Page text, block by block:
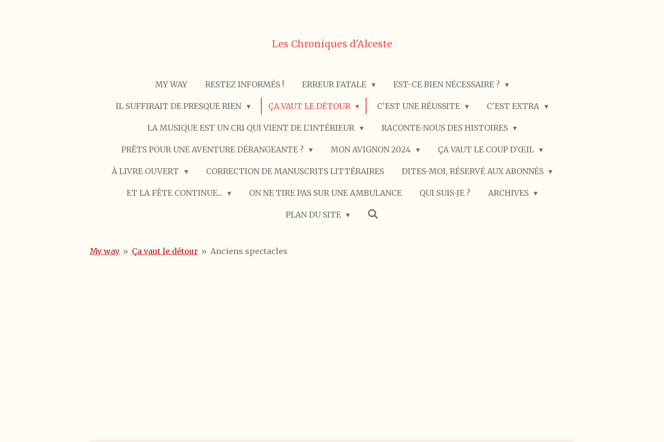
Les Chroniques d'Alceste
MY WAY RESTEZ INFORMÉS ! ERREUR FATALE EST-CE BIEN NÉCESSAIRE ?
IL SUFFIRAIT DE PRESQUE RIEN ÇA VAUT LE DÉTOUR C'EST UNE RÉUSSITE C'EST EXTRA
LA MUSIQUE EST UN CRI QUI VIENT DE L'INTÉRIEUR RACONTE-NOUS DES HISTOIRES
PRÊTS POUR UNE AVENTURE DÉRANGEANTE ? MON AVIGNON 2024 ÇA VAUT LE COUP D'ŒIL
À LIVRE OUVERT CORRECTION DE MANUSCRITS LITTÉRAIRES DITES-MOI, RÉSERVÉ AUX ABONNÉS
ET LA FÊTE CONTINUE... ON NE TIRE PAS SUR UNE AMBULANCE QUI SUIS-JE ? ARCHIVES
PLAN DU SITE
My way » Ça vaut le détour » Anciens spectacles